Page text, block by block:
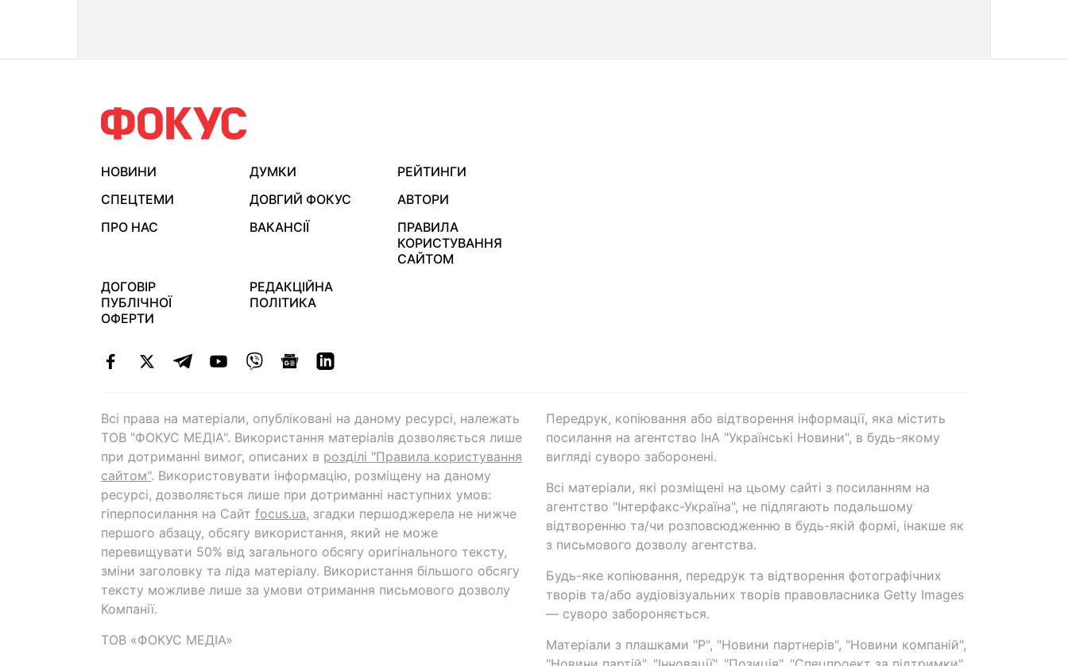
НОВИНИ ДУМКИ
РЕЙТИНГИ
СПЕЦТЕМИ
ДОВГИЙ ФОКУС
АВТОРИ
ПРО НАС
ВАКАНСІЇ
ПРАВИЛА
КОРИСТУВАННЯ
САЙТОМ
ДОГОВІР
ПУБЛІЧНОЇ
ОФЕРТИ
РЕДАКЦІЙНА
ПОЛІТИКА
Всі права на матеріали, опубліковані на даному ресурсі, належать
ТОВ "ФОКУС МЕДІА". Використання матеріалів дозволяється лише
при дотриманні вимог, описаних в розділі "Правила користування
сайтом". Використовувати інформацію, розміщену на даному
ресурсі, дозволяється лише при дотриманні наступних умов:
гіперпосилання на Cайт focus.ua, згадки першоджерела не нижче
першого абзацу, обсягу використання, який не може
перевищувати 50% від загального обсягу оригінального тексту,
зміни заголовку та ліда матеріалу. Використання більшого обсягу
тексту можливе лише за умови отримання письмового дозволу
Компанії.
ТОВ «ФОКУС МЕДІА»
Передрук, копіювання або відтворення інформації, яка містить
посилання на агентство ІнА "Українські Новини", в будь-якому
вигляді суворо заборонені.
Всі матеріали, які розміщені на цьому сайті з посиланням на
агентство "Інтерфакс-Україна", не підлягають подальшому
відтворенню та/чи розповсюдженню в будь-якій формі, інакше як
з письмового дозволу агентства.
Будь-яке копіювання, передрук та відтворення фотографічних
творів та/або аудіовізуальних творів правовласника Getty Images
— суворо забороняється.
Матеріали з плашками "Р", "Новини партнерів", "Новини компаній",